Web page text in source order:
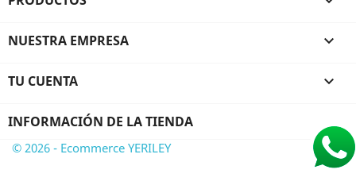
NUESTRA EMPRESA 
TU CUENTA 
INFORMACIÓN DE LA TIENDA
© 2026 - Ecommerce YERILEY